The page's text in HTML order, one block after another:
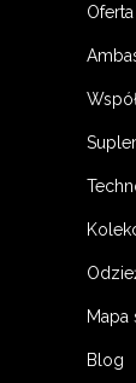
Mapa
Blog